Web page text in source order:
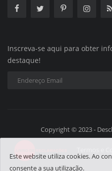
Inscreva-se aqui para obter
destaque!
Copyright © 2023 -
Este website utiliza cookies. Ao
consente a sua utilização.